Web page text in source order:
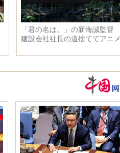
「君の名は。」の新海誠監督
建設会社社長の道捨ててアニメ